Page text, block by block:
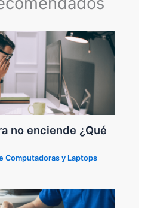
no enciende ¿Qué
Computadoras y Laptops